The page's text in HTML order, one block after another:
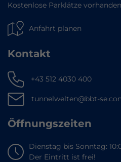
Kostenlose Parklätze vorhanden
Anfahrt planen
Kontakt
+43 512 4030 400
tunnelwelten@bbt-
Öffnungszeiten
Dienstag bis Sonntag:
Der Eintritt ist frei!